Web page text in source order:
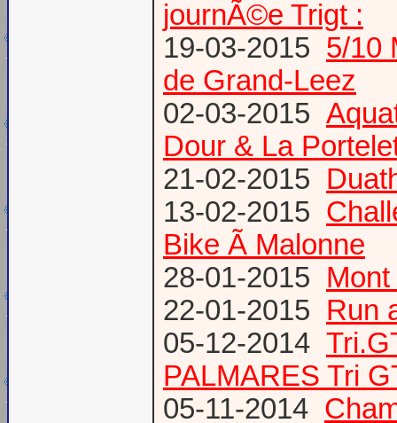
journÃ©e Trigt :
19-03-2015 5/10
de Grand-Leez
02-03-2015
Dour & La
21-02-2015
13-02-2015
Bike Ã Malonne
28-01-2015
22-01-2015 Run
05-12-2014
PALMARES Tri
05-11-2014